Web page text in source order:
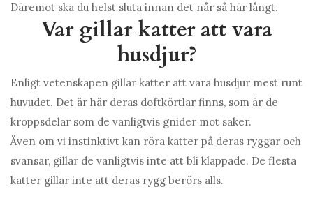
Däremot ska du helst sluta innan det når så här långt.
Var gillar katter att vara
husdjur?
Enligt vetenskapen gillar katter att vara husdjur mest runt
huvudet. Det är här deras doftkörtlar finns, som är de
kroppsdelar som de vanligtvis gnider mot saker.
Även om vi instinktivt kan röra katter på deras ryggar och
svansar, gillar de vanligtvis inte att bli klappade. De flesta
katter gillar inte att deras rygg berörs alls.